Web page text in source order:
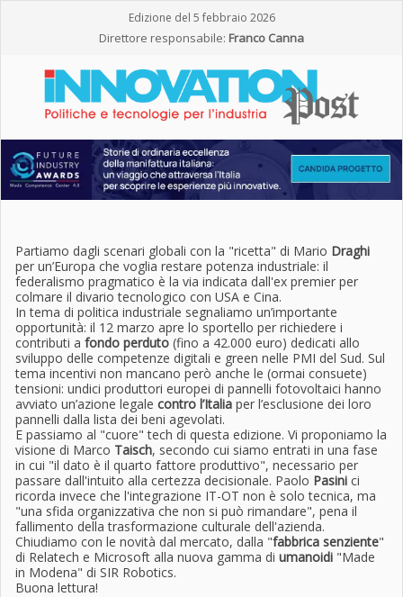
Edizione del 5 febbraio 2026
Direttore responsabile: Franco Canna
Partiamo dagli scenari globali con la "ricetta" di Mario Draghi
per un’Europa che voglia restare potenza industriale: il
federalismo pragmatico è la via indicata dall'ex premier per
colmare il divario tecnologico con USA e Cina.
In tema di politica industriale segnaliamo un’importante
opportunità: il 12 marzo apre lo sportello per richiedere i
contributi a fondo perduto (fino a 42.000 euro) dedicati allo
sviluppo delle competenze digitali e green nelle PMI del Sud. Sul
tema incentivi non mancano però anche le (ormai consuete)
tensioni: undici produttori europei di pannelli fotovoltaici hanno
avviato un’azione legale contro l’Italia per l’esclusione dei loro
pannelli dalla lista dei beni agevolati.
E passiamo al "cuore" tech di questa edizione. Vi proponiamo la
visione di Marco Taisch, secondo cui siamo entrati in una fase
in cui "il dato è il quarto fattore produttivo", necessario per
passare dall'intuito alla certezza decisionale. Paolo Pasini ci
ricorda invece che l'integrazione IT-OT non è solo tecnica, ma
"una sfida organizzativa che non si può rimandare", pena il
fallimento della trasformazione culturale dell'azienda.
Chiudiamo con le novità dal mercato, dalla "fabbrica senziente"
di Relatech e Microsoft alla nuova gamma di umanoidi "Made
in Modena" di SIR Robotics.
Buona lettura!